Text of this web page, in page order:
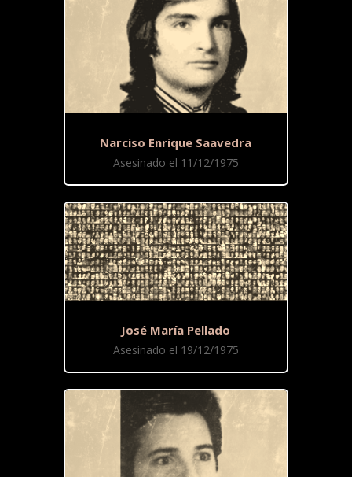
Narciso Enrique Saavedra
Asesinado el 11/12/1975
José María Pellado
Asesinado el 19/12/1975